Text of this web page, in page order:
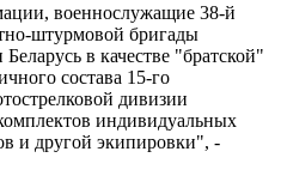
военнослужащие 38-й
штурмовой бригады
в качестве "братской"
состава 15-го
дивизии
индивидуальных
и другой экипировки", -